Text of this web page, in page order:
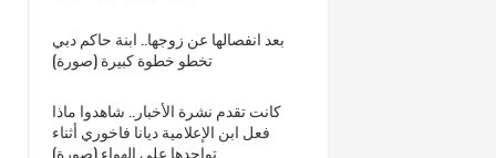
بعد انفصالها عن زوجها.. ابنة حاكم دبي
تخطو خطوة كبيرة (صورة)
كانت تقدم نشرة الأخبار.. شاهدوا ماذا
فعل ابن الإعلامية ديانا فاخوري أثناء
تواجدها على الهواء (صورة)